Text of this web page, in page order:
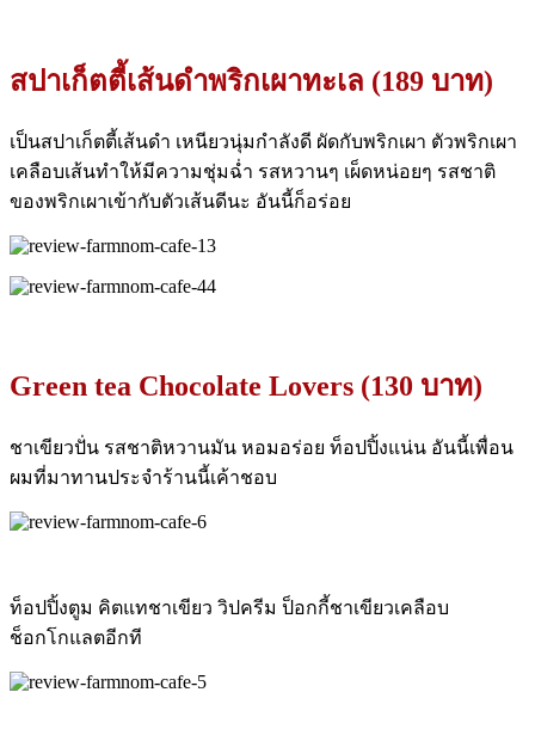
สปาเก็ตตี้เส้นดำพริกเผาทะเล (189 บาท)
เป็นสปาเก็ตตี้เส้นดำ เหนียวนุ่มกำลังดี ผัดกับพริกเผา ตัวพริกเผา
เคลือบเส้นทำให้มีความชุ่มฉ่ำ รสหวานๆ เผ็ดหน่อยๆ รสชาติ
ของพริกเผาเข้ากับตัวเส้นดีนะ อันนี้ก็อร่อย
Green tea Chocolate Lovers (130 บาท)
ชาเขียวปั่น รสชาติหวานมัน หอมอร่อย ท็อปปิ้งแน่น อันนี้เพื่อน
ผมที่มาทานประจำร้านนี้เค้าชอบ
ท็อปปิ้งตูม คิตแทชาเขียว วิปครีม ป็อกกี้ชาเขียวเคลือบ
ช็อกโกแลตอีกที